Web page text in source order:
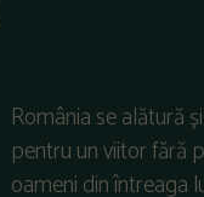
România se alătură
pentru un viitor fără
oameni din întreaga